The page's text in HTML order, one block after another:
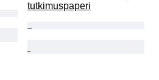
tutkimuspaperi